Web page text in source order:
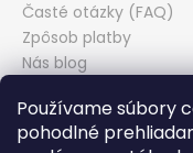
Používame súbory
pohodlné
Časté otázky (FAQ)
Zpôsob platby
Nás blog
Zásady ochrany
Odstúpenie od